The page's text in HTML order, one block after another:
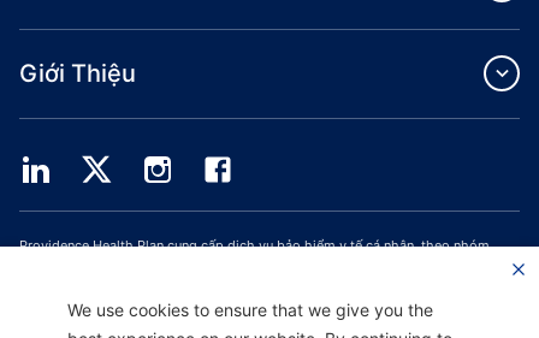
Giới Thiệu
Providence Health Plan cung cấp dịch vụ bảo hiểm y tế cá nhân, theo nhóm
với Medicare và Bảo Hiểm Y Tế Oregon. Việc đăng ký Providence Health
We use cookies to ensure that we give you the